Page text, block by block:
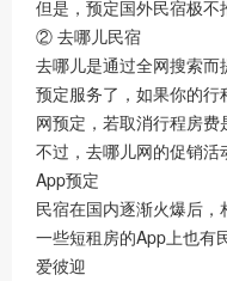
但是，预定国外民宿极不
② 去哪儿民宿
去哪儿是通过全网搜索
预定服务了，如果你的
网预定，若取消行程房费
不过，去哪儿网的促销活
App预定
民宿在国内逐渐火爆后，
一些短租房的App上也有
爱彼迎